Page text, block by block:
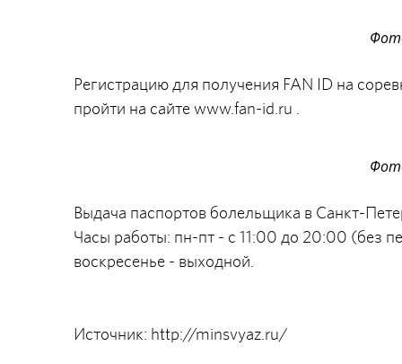
Регистрацию для получения FAN ID на
пройти на сайте www.fan-id.ru .
Выдача паспортов болельщика в Санкт-
Часы работы: пн-пт - с 11:00 до 20:00 (без
воскресенье - выходной.
Источник: http://minsvyaz.ru/